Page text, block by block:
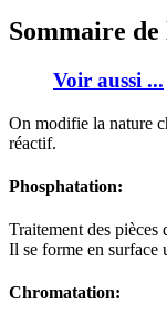
Sommaire de
Voir aussi ...
On modifie la nature
réactif.
Phosphatation:
Traitement des
Il se forme en surface
Chromatation: